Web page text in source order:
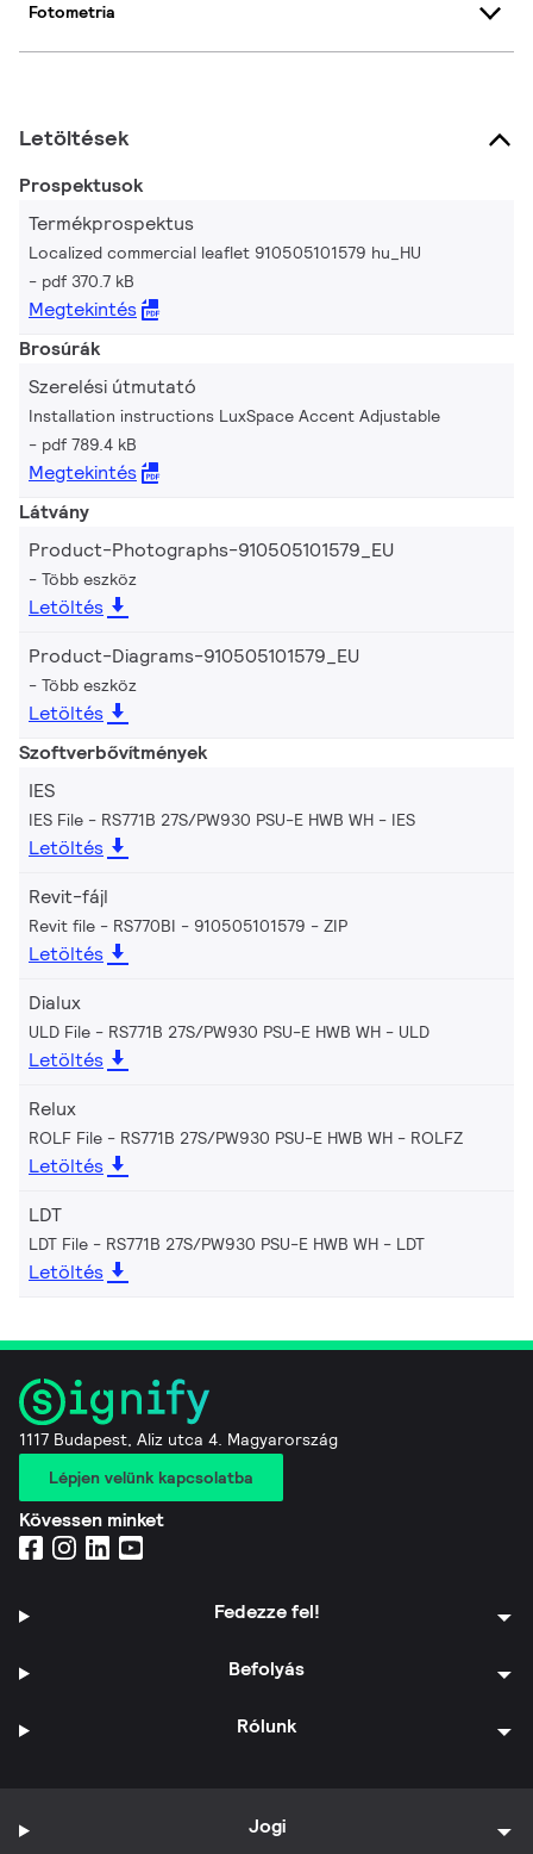
Fotometria
Letöltések
Prospektusok
Termékprospektus
Localized commercial leaflet 910505101579 hu_HU
pdf 370.7 kB
Megtekintés
Brosúrák
Szerelési útmutató
Installation instructions LuxSpace Accent Adjustable
pdf 789.4 kB
Megtekintés
Látvány
Product-Photographs-910505101579_EU
Több eszköz
Letöltés
Product-Diagrams-910505101579_EU
Több eszköz
Letöltés
Szoftverbővítmények
IES
IES File - RS771B 27S/PW930 PSU-E HWB WH IES
Letöltés
Revit-fájl
Revit file - RS770BI - 910505101579 ZIP
Letöltés
Dialux
ULD File - RS771B 27S/PW930 PSU-E HWB WH ULD
Letöltés
Relux
ROLF File - RS771B 27S/PW930 PSU-E HWB WH ROLFZ
Letöltés
LDT
LDT File - RS771B 27S/PW930 PSU-E HWB WH LDT
Letöltés
1117 Budapest, Aliz utca 4. Magyarország
Lépjen velünk kapcsolatba
Kövessen minket
Fedezze fel!
Befolyás
Rólunk
Jogi